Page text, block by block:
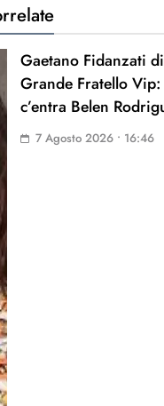
Gaetano Fidanzati
Grande Fratello
c’entra Belen
7 Agosto 2026 • 16:46